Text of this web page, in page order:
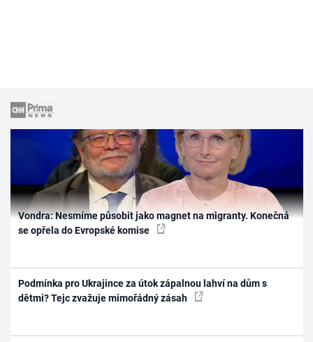
Vondra: Nesmíme působit jako magnet na migranty. Konečná
se opřela do Evropské komise
Podmínka pro Ukrajince za útok zápalnou lahví na dům s
dětmi? Tejc zvažuje mimořádný zásah